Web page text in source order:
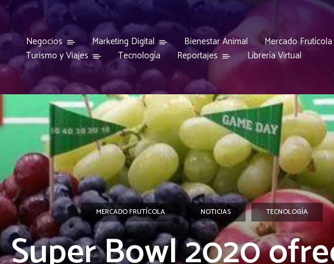
Negocios Marketing Digital Bienestar Animal
Mercado Frutícola
Turismo y Viajes
Tecnología Reportajes Librería Virtual
MERCADO FRUTÍCOLA NOTICIAS TECNOLOGÍA
Super Bowl 2020